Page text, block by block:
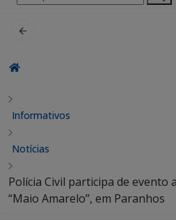
por:
Informativos
Notícias
Polícia Civil participa de evento
“Maio Amarelo”, em Paranhos